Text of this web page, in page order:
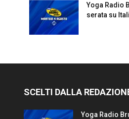
Yoga Radio
serata su
SCELTI DALLA
Yoga Radio